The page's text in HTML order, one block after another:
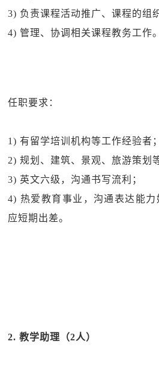
3) 负责课程活动推广、课程的组
4) 管理、协调相关课程教务工作。
任职要求：
1) 有留学培训机构等工作经验者；
2) 规划、建筑、景观、旅游策划
3) 英文六级，沟通书写流利；
4) 热爱教育事业，沟通表达能
应短期出差。
2. 教学助理（2人）